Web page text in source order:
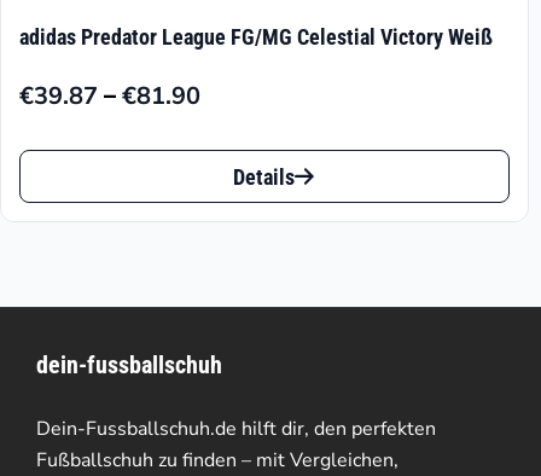
adidas Predator League FG/MG Celestial Victory Weiß
€39.87 –€81.90
Preisspanne:
€39.87
€81.90
Dieses
Produkt
auf.
Die
Optionen
Details
dein-fussballschuh
Dein-Fussballschuh.de hilft dir, den perfekten
Fußballschuh zu finden – mit Vergleichen,